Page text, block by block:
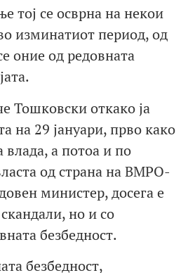
тој се осврна на некои
изминатиот период, од
оние од редовната
Тошковски откако ја
на 29 јануари, прво како
влада, а потоа и по
од страна на ВМРО-
министер, досега е
но и со
безбедност.
безбедност,